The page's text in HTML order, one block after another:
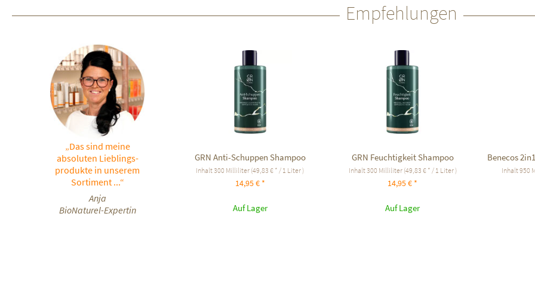
Empfehlungen
„Das sind meine
absoluten Lieblings-
produkte in unserem
Sortiment ...“
Anja
BioNaturel-Expertin
GRN Anti-Schuppen Shampoo
Inhalt300 Milliliter (49,83 € * / 1 Liter )
14,95 € *
Auf Lager
GRN Feuchtigkeit Shampoo
Inhalt300 Milliliter (49,83 € * / 1 Liter )
14,95 € *
Auf Lager
Benecos
Inhalt950